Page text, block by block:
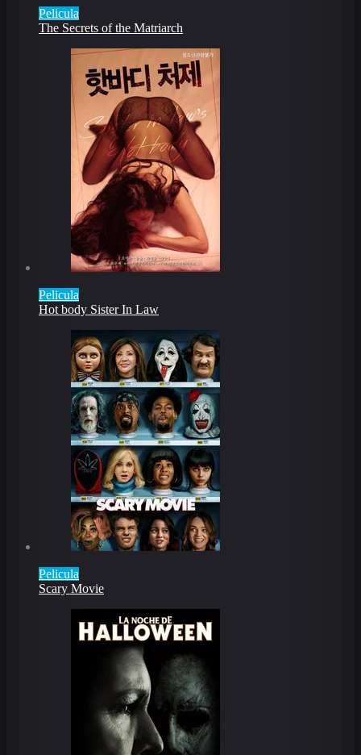
Pelicula
The Secrets of the Matriarch
Pelicula
Hot body Sister In Law
Pelicula
Scary Movie